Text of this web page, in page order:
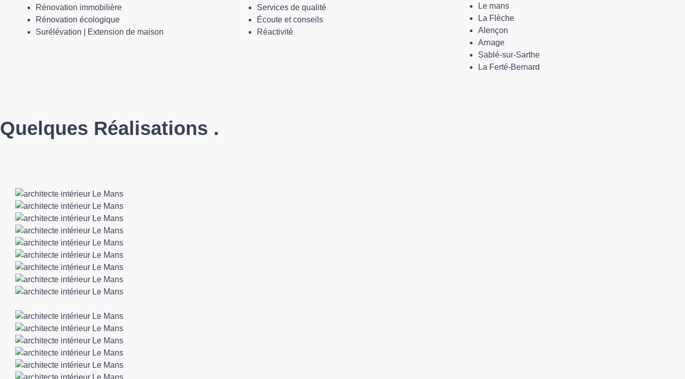
Rénovation immobilière
Rénovation écologique
Surélévation | Extension de maison
Services de qualité
Écoute et conseils
Réactivité
Le mans
La Flèche
Alençon
Arnage
Sablé-sur-Sarthe
La Ferté-Bernard
Quelques Réalisations .